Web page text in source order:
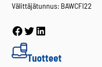
Välittäjätunnus: BAWCFI22
Tuotteet